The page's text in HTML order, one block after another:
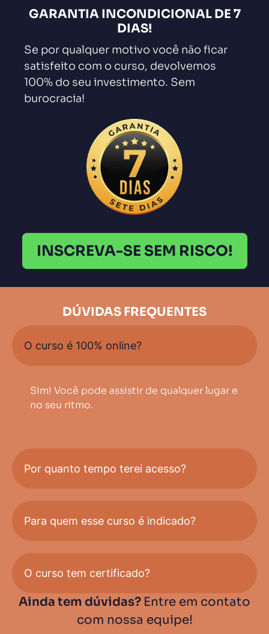
GARANTIA INCONDICIONAL DE 7
DIAS!
Se por qualquer motivo você não ficar
satisfeito com o curso, devolvemos
100% do seu investimento. Sem
burocracia!
INSCREVA-SE SEM RISCO!
DÚVIDAS FREQUENTES
O curso é 100% online?
Sim! Você pode assistir de qualquer lugar e
no seu ritmo.
Por quanto tempo terei acesso?
Para quem esse curso é indicado?
O curso tem certificado?
Ainda tem dúvidas? Entre em contato
com nossa equipe!